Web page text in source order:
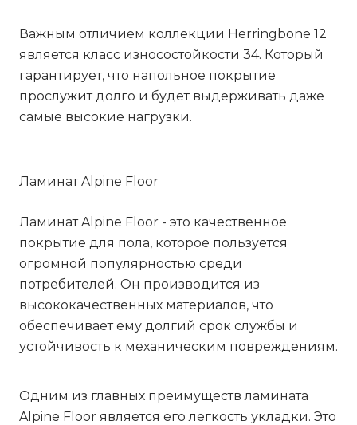
Важным отличием коллекции Herringbone 12
является класс износостойкости 34. Который
гарантирует, что напольное покрытие
прослужит долго и будет выдерживать даже
самые высокие нагрузки.
Ламинат Alpine Floor
Ламинат Alpine Floor - это качественное
покрытие для пола, которое пользуется
огромной популярностью среди
потребителей. Он производится из
высококачественных материалов, что
обеспечивает ему долгий срок службы и
устойчивость к механическим повреждениям.
Одним из главных преимуществ ламината
Alpine Floor является его легкость укладки. Это